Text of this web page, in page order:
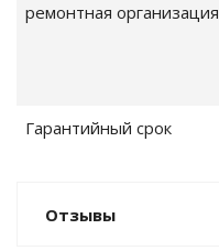
ремонтная организация
Гарантийный срок
Отзывы